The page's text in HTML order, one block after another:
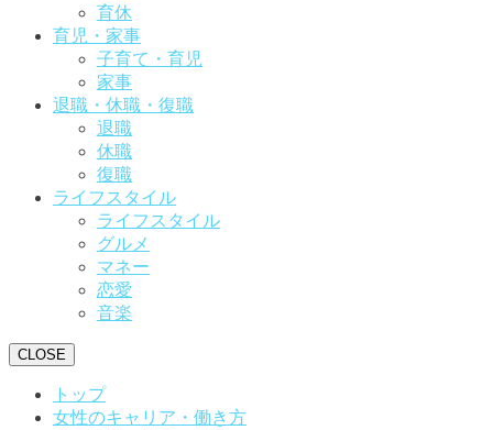
育休
育児・家事
子育て・育児
家事
退職・休職・復職
退職
休職
復職
ライフスタイル
ライフスタイル
グルメ
マネー
恋愛
音楽
CLOSE
トップ
女性のキャリア・働き方